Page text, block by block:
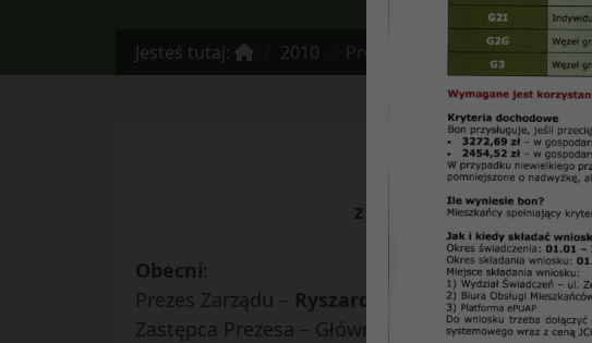
Jesteś tutaj: 2010 Protokół Nr 46/2010 z dnia
z posiedzenia Zarządu
Obecni:
Prezes Zarządu – Ryszard Burski
Zastępca Prezesa – Główny Księgowy –Adam